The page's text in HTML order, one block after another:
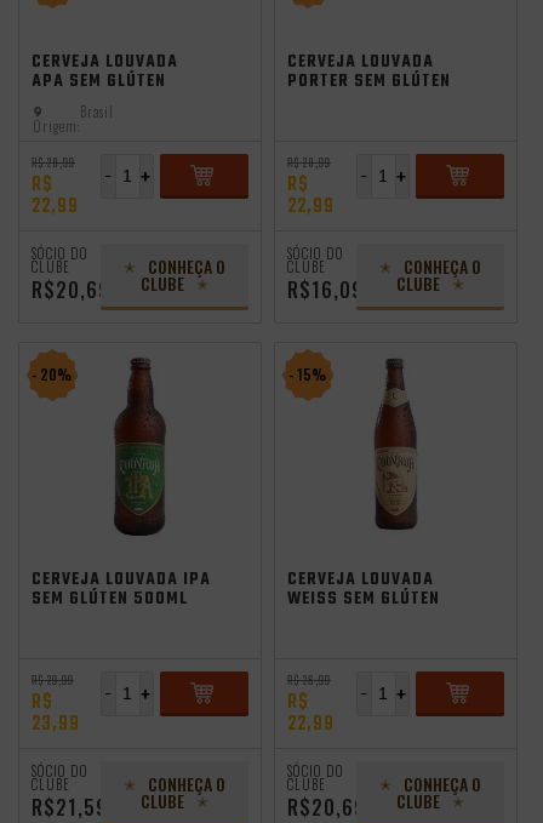
CERVEJA LOUVADA
APA SEM GLÚTEN
500ML
Origem:
Brasil
R$ 28,99
R$
22,99
+
-
SÓCIO DO
CLUBE
R$20,69
CONHEÇA O
CLUBE
CERVEJA LOUVADA
PORTER SEM GLÚTEN
R$ 28,99
R$
22,99
+
-
SÓCIO DO
CLUBE
R$16,09
CONHEÇA O
CLUBE
- 20%
CERVEJA LOUVADA IPA
SEM GLÚTEN 500ML
R$ 29,99
R$
23,99
+
-
SÓCIO DO
CLUBE
R$21,59
CONHEÇA O
CLUBE
- 15%
CERVEJA LOUVADA
WEISS SEM GLÚTEN
R$ 26,99
R$
22,99
+
-
SÓCIO DO
CLUBE
R$20,69
CONHEÇA O
CLUBE